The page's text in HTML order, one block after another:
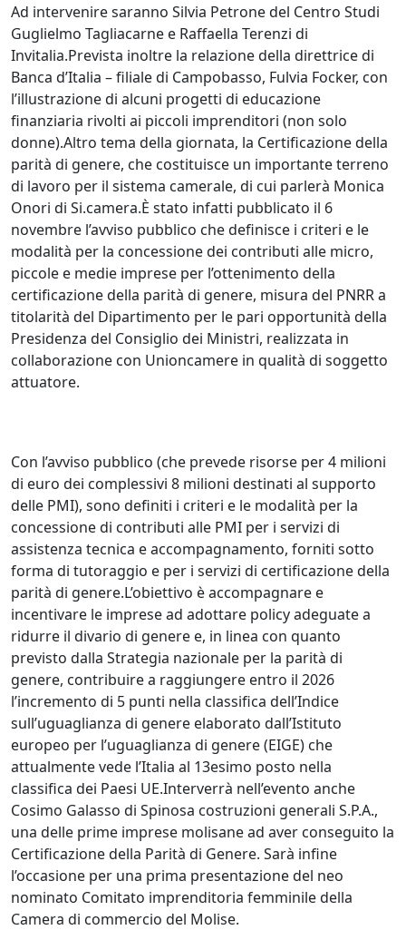
Ad intervenire saranno Silvia Petrone del Centro Studi
Guglielmo Tagliacarne e Raffaella Terenzi di
Invitalia.Prevista inoltre la relazione della direttrice di
Banca d’Italia – filiale di Campobasso, Fulvia Focker, con
l’illustrazione di alcuni progetti di educazione
finanziaria rivolti ai piccoli imprenditori (non solo
donne).Altro tema della giornata, la Certificazione della
parità di genere, che costituisce un importante terreno
di lavoro per il sistema camerale, di cui parlerà Monica
Onori di Si.camera.È stato infatti pubblicato il 6
novembre l’avviso pubblico che definisce i criteri e le
modalità per la concessione dei contributi alle micro,
piccole e medie imprese per l’ottenimento della
certificazione della parità di genere, misura del PNRR a
titolarità del Dipartimento per le pari opportunità della
Presidenza del Consiglio dei Ministri, realizzata in
collaborazione con Unioncamere in qualità di soggetto
attuatore.
Con l’avviso pubblico (che prevede risorse per 4 milioni
di euro dei complessivi 8 milioni destinati al supporto
delle PMI), sono definiti i criteri e le modalità per la
concessione di contributi alle PMI per i servizi di
assistenza tecnica e accompagnamento, forniti sotto
forma di tutoraggio e per i servizi di certificazione della
parità di genere.L’obiettivo è accompagnare e
incentivare le imprese ad adottare policy adeguate a
ridurre il divario di genere e, in linea con quanto
previsto dalla Strategia nazionale per la parità di
genere, contribuire a raggiungere entro il 2026
l’incremento di 5 punti nella classifica dell’Indice
sull’uguaglianza di genere elaborato dall’Istituto
europeo per l’uguaglianza di genere (EIGE) che
attualmente vede l’Italia al 13esimo posto nella
classifica dei Paesi UE.Interverrà nell’evento anche
Cosimo Galasso di Spinosa costruzioni generali S.P.A.,
una delle prime imprese molisane ad aver conseguito la
Certificazione della Parità di Genere. Sarà infine
l’occasione per una prima presentazione del neo
nominato Comitato imprenditoria femminile della
Camera di commercio del Molise.